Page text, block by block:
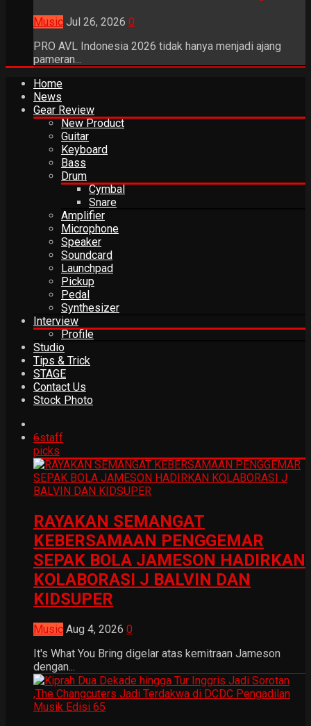
Music Jul 26, 2026 0
PRO AVL Indonesia 2026 tidak hanya menjadi ajang
pameran...
Home
News
Gear Review
New Product
Guitar
Keyboard
Bass
Drum
Cymbal
Snare
Amplifier
Microphone
Speaker
Soundcard
Launchpad
Pickup
Pedal
Synthesizer
Interview
Profile
Studio
Tips & Trick
STAGE
Contact Us
Stock Photo
6staff
picks
RAYAKAN SEMANGAT
KEBERSAMAAN PENGGEMAR
SEPAK BOLA JAMESON HADIRKAN
KOLABORASI J BALVIN DAN
KIDSUPER
Music Aug 4, 2026 0
It's What You Bring digelar atas kemitraan Jameson
dengan...